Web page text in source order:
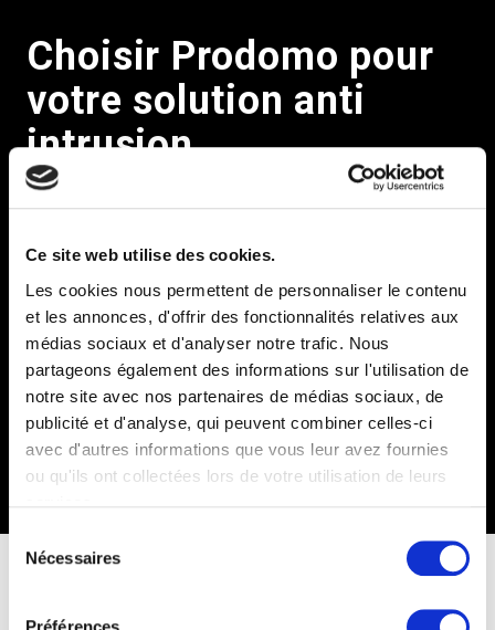
Ce site web utilise des cookies.
Les cookies nous permettent de personnaliser le contenu
et les annonces, d'offrir des fonctionnalités relatives aux
médias sociaux et d'analyser notre trafic. Nous
partageons également des informations sur l'utilisation de
notre site avec nos partenaires de médias sociaux, de
publicité et d'analyse, qui peuvent combiner celles-ci
avec d'autres informations que vous leur avez fournies
ou qu'ils ont collectées lors de votre utilisation de leurs
S
Nécessaires
Choisir Prodomo pour
votre solution anti
intrusion
Prodomo accompagne depuis 1996 les entreprises,
sécurisation de leurs sites sensibles. Notre expertise
mécaniques, électroniques et humaines.
Nos solutions de portes anti intrusion s’intègrent
parfaitement dans des architectures de sécurité
complètes combinant clôtures de chantier,
barrières
levantes, tourniquets d’accès, vidéosurveillance et
alarme connectée. Cette approche globale maximise
l’efficacité de votre dispositif de protection.
Quel dispositif choisir pour un